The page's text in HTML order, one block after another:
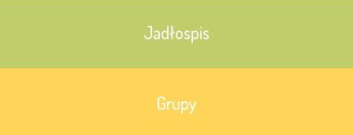
Jadłospis
Grupy